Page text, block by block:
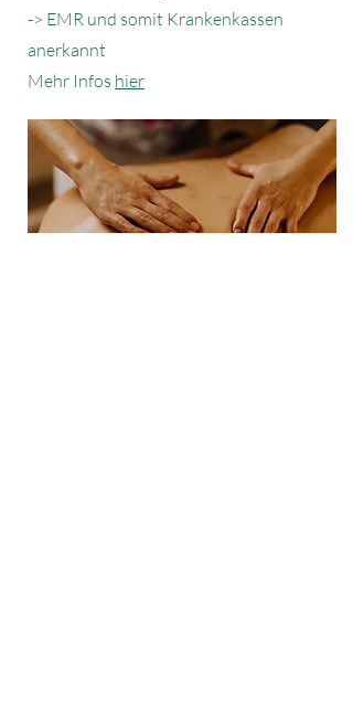
-> EMR und somit Krankenkassen
anerkannt
Mehr Infos hier